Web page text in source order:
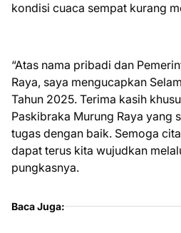
kondisi cuaca sempat kurang
“Atas nama pribadi dan
Raya, saya mengucapkan
Tahun 2025. Terima kasih
Paskibraka Murung Raya yang
tugas dengan baik. Semoga
dapat terus kita wujudkan
pungkasnya.
Baca Juga: